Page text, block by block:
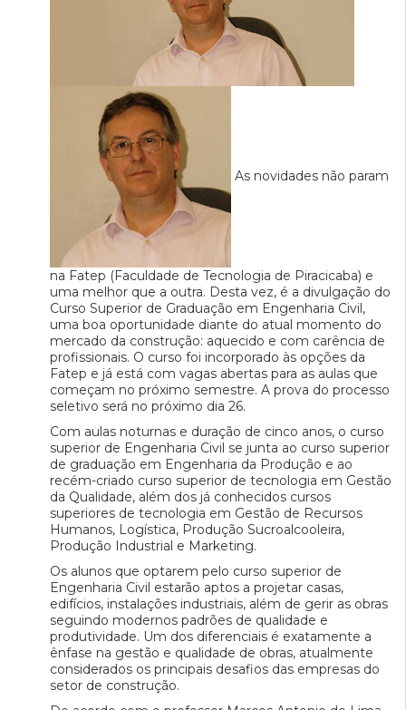
As novidades não param
na Fatep (Faculdade de Tecnologia de Piracicaba) e
uma melhor que a outra. Desta vez, é a divulgação do
Curso Superior de Graduação em Engenharia Civil,
uma boa oportunidade diante do atual momento do
mercado da construção: aquecido e com carência de
profissionais. O curso foi incorporado às opções da
Fatep e já está com vagas abertas para as aulas que
começam no próximo semestre. A prova do processo
seletivo será no próximo dia 26.
Com aulas noturnas e duração de cinco anos, o curso
superior de Engenharia Civil se junta ao curso superior
de graduação em Engenharia da Produção e ao
recém-criado curso superior de tecnologia em Gestão
da Qualidade, além dos já conhecidos cursos
superiores de tecnologia em Gestão de Recursos
Humanos, Logística, Produção Sucroalcooleira,
Produção Industrial e Marketing.
Os alunos que optarem pelo curso superior de
Engenharia Civil estarão aptos a projetar casas,
edifícios, instalações industriais, além de gerir as obras
seguindo modernos padrões de qualidade e
produtividade. Um dos diferenciais é exatamente a
ênfase na gestão e qualidade de obras, atualmente
considerados os principais desafios das empresas do
setor de construção.